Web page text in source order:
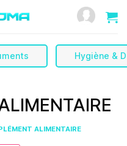
Hygiène &
ALIMENTAIRE